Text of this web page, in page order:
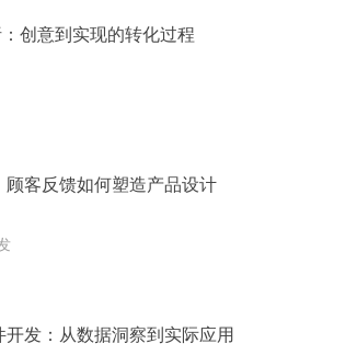
创意到实现的转化过程
顾客反馈如何塑造产品设计
发：从数据洞察到实际应用